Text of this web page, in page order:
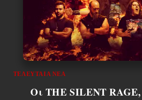
ΤΕΛΕΥΤΑΊΑ ΝΈΑ
Οι THE SILENT